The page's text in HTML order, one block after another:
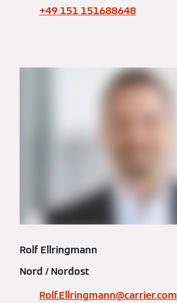
+49 151 151688648
Rolf Ellringmann
Nord / Nordost
Rolf.Ellringmann@carrier.com